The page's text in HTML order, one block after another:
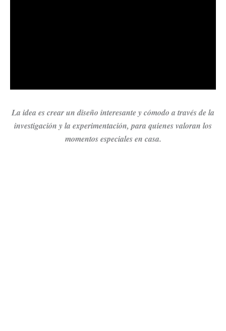
La idea es crear un diseño interesante y cómodo a través de la
investigación y la experimentación, para quienes valoran los
momentos especiales en casa.